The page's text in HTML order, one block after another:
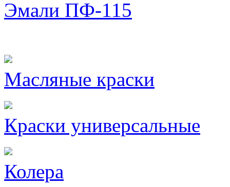
Эмали ПФ-115
Масляные краски
Краски универсальные
Колера